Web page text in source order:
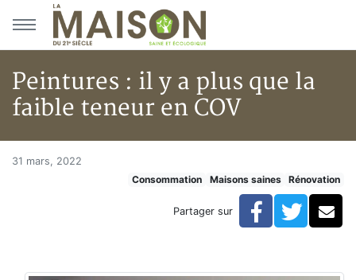
Aller au menu principal
Aller au contenu principal
Peintures : il y a plus que la
faible teneur en COV
Accueil
Hypersensibilités environnementales
Peintures : il y a plus que la
31 mars, 2022
Consommation
Maisons saines Rénovation
Partager sur Facebook